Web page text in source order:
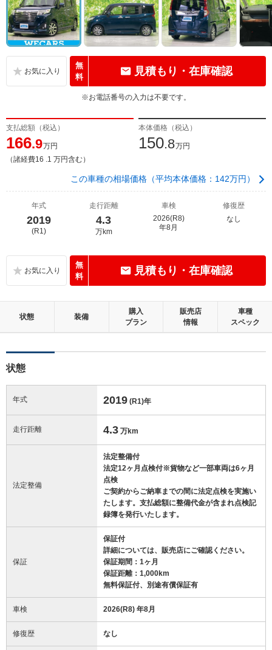
無
料
見積もり・在庫確認
※お電話番号の入力は不要です。
支払総額（税込）
166.9万円
（諸経費16 .1 万円含む）
本体価格（税込）
150.8万円
この車種の相場価格（平均本体価格：142万円）
年式
2019
(R1)
走行距離
4.3
万km
車検
2026(R8)
年8月
修復歴
なし
無
料
見積もり・在庫確認
状態 装備
購入
プラン
販売店
情報
車種
スペック
状態
年式 2019 (R1)年
走行距離 4.3 万km
法定整備
法定整備付
法定12ヶ月点検付※貨物など一部車両は6ヶ月
点検
ご契約からご納車までの間に法定点検を実施い
たします。支払総額に整備代金が含まれ点検記
録簿を発行いたします。
保証
保証付
詳細については、販売店にご確認ください。
保証期間：1ヶ月
保証距離：1,000km
無料保証付、別途有償保証有
車検 2026(R8) 年8月
修復歴 なし